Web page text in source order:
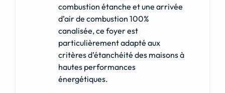
combustion étanche et une arrivée
d’air de combustion 100%
canalisée, ce foyer est
particulièrement adapté aux
critères d’étanchéité des maisons à
hautes performances
énergétiques.